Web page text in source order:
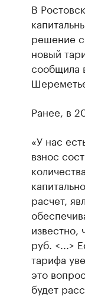
В
решение
новый
сообщила
Ранее, в
«У нас
взнос
расчет,
известно,
руб. <...>
тарифа
это
будет